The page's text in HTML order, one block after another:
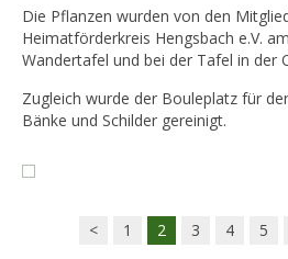
Die Pflanzen wurden von den
Heimatförderkreis Hengsbach e.V.
Wandertafel und bei der Tafel in der
Zugleich wurde der Bouleplatz für
Bänke und Schilder gereinigt.
< 1 2 3 4 5